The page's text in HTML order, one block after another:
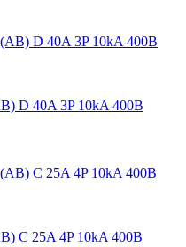
D 40A 3P 10kA 400В
C 25A 4P 10kA 400В